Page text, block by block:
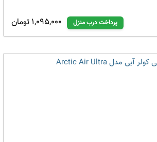
1,095,000 تومان پرداخت درب منزل